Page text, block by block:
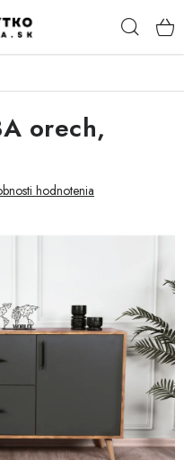
orech,
hodnotenia